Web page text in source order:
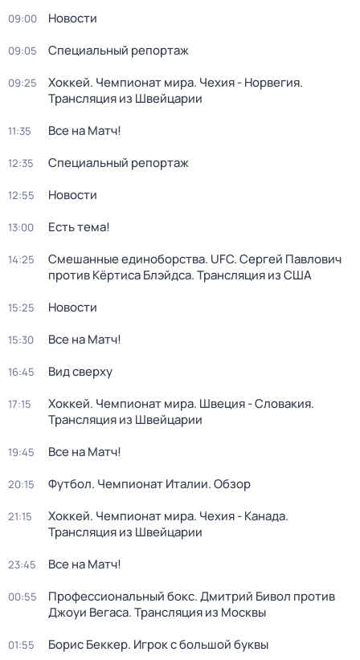
09:00 Новости
09:05 Специальный репортаж
09:25
Хоккей. Чемпионат мира. Чехия - Норвегия.
Трансляция из Швейцарии
11:35 Все на Матч!
12:35 Специальный репортаж
12:55 Новости
13:00 Есть тема!
14:25
Смешанные единоборства. UFC. Сергей Павлович
против Кёртиса Блэйдса. Трансляция из США
15:25 Новости
15:30 Все на Матч!
16:45 Вид сверху
17:15
Хоккей. Чемпионат мира. Швеция - Словакия.
Трансляция из Швейцарии
19:45 Все на Матч!
20:15 Футбол. Чемпионат Италии. Обзор
21:15
Хоккей. Чемпионат мира. Чехия - Канада.
Трансляция из Швейцарии
23:45 Все на Матч!
00:55
Профессиональный бокс. Дмитрий Бивол против
Джоуи Вегаса. Трансляция из Москвы
01:55 Борис Беккер. Игрок с большой буквы